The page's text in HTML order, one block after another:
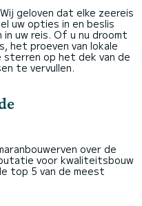
geloven dat elke zeereis
uw opties in en beslis
uw reis. Of u nu droomt
het proeven van lokale
op het dek van de
te vervullen.
over de
voor kwaliteitsbouw
top 5 van de meest